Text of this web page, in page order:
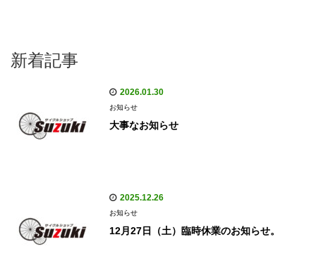
新着記事
2026.01.30
お知らせ
大事なお知らせ
2025.12.26
お知らせ
12月27日（土）臨時休業のお知らせ。